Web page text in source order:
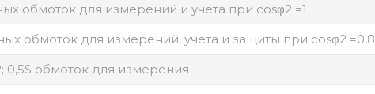
обмоток для измерений и учета при cosφ2 =1
обмоток для измерений, учета и защиты при cosφ2 =0,8
0,5S обмоток для измерения